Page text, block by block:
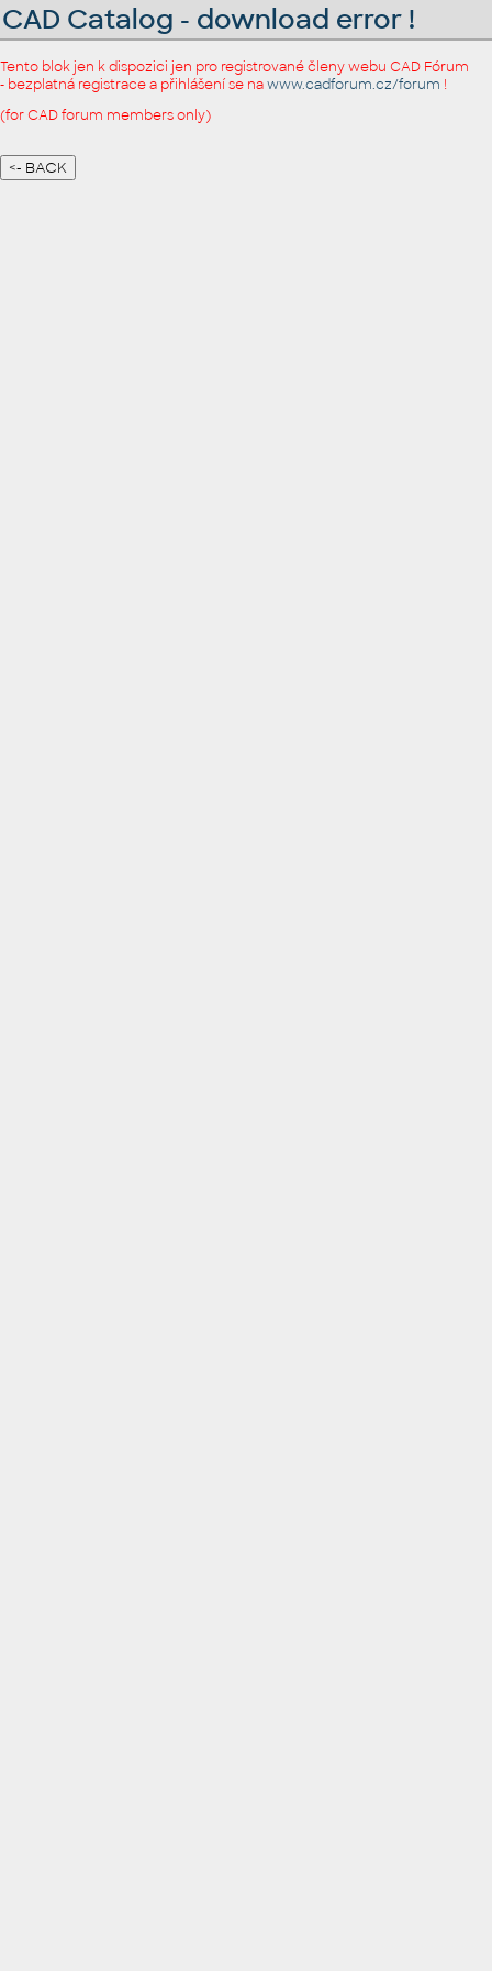
CAD Catalog - download error !
Tento blok jen k dispozici jen pro registrované členy webu CAD Fórum
- bezplatná registrace a přihlášení se nawww.cadforum.cz/forum !
(for CAD forum members only)